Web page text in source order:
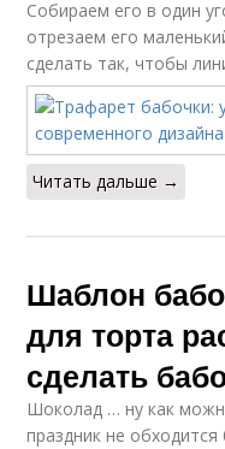
Собираем его в один
отрезаем его
сделать так, чтобы
Читать дальше →
Шаблон
для торта
сделать
Шоколад … ну как
праздник не